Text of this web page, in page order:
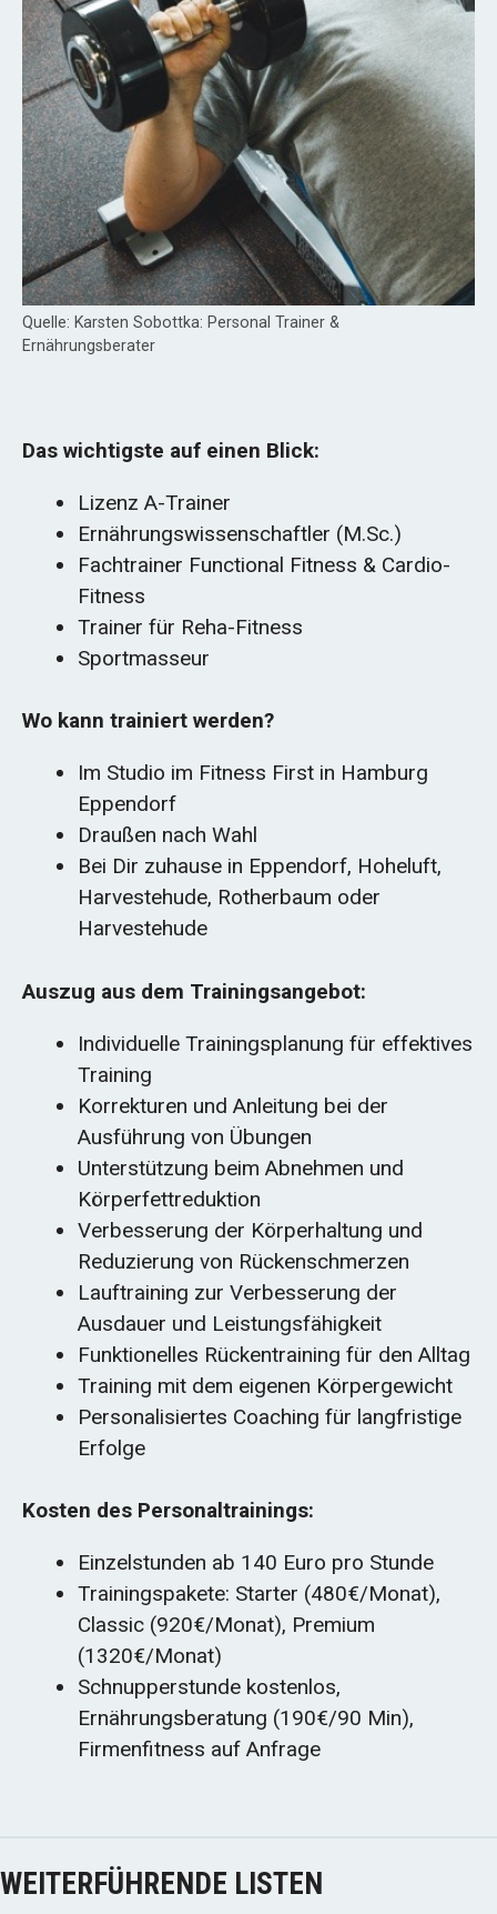
Quelle: Karsten Sobottka: Personal Trainer &
Ernährungsberater
Das wichtigste auf einen Blick:
Lizenz A-Trainer
Ernährungswissenschaftler (M.Sc.)
Fachtrainer Functional Fitness & Cardio-
Fitness
Trainer für Reha-Fitness
Sportmasseur
Wo kann trainiert werden?
Im Studio im Fitness First in Hamburg
Eppendorf
Draußen nach Wahl
Bei Dir zuhause in Eppendorf, Hoheluft,
Harvestehude, Rotherbaum oder
Harvestehude
Auszug aus dem Trainingsangebot:
Individuelle Trainingsplanung für effektives
Training
Korrekturen und Anleitung bei der
Ausführung von Übungen
Unterstützung beim Abnehmen und
Körperfettreduktion
Verbesserung der Körperhaltung und
Reduzierung von Rückenschmerzen
Lauftraining zur Verbesserung der
Ausdauer und Leistungsfähigkeit
Funktionelles Rückentraining für den Alltag
Training mit dem eigenen Körpergewicht
Personalisiertes Coaching für langfristige
Erfolge
Kosten des Personaltrainings:
Einzelstunden ab 140 Euro pro Stunde
Trainingspakete: Starter (480€/Monat),
Classic (920€/Monat), Premium
(1320€/Monat)
Schnupperstunde kostenlos,
Ernährungsberatung (190€/90 Min),
Firmenfitness auf Anfrage
WEITERFÜHRENDE LISTEN